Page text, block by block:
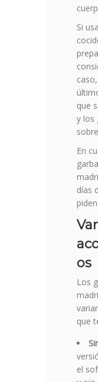
Si
que
y los
En
días
os
Los
que
el